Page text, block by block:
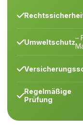
Umweltschutz–
Regelmäßige
Prüfung